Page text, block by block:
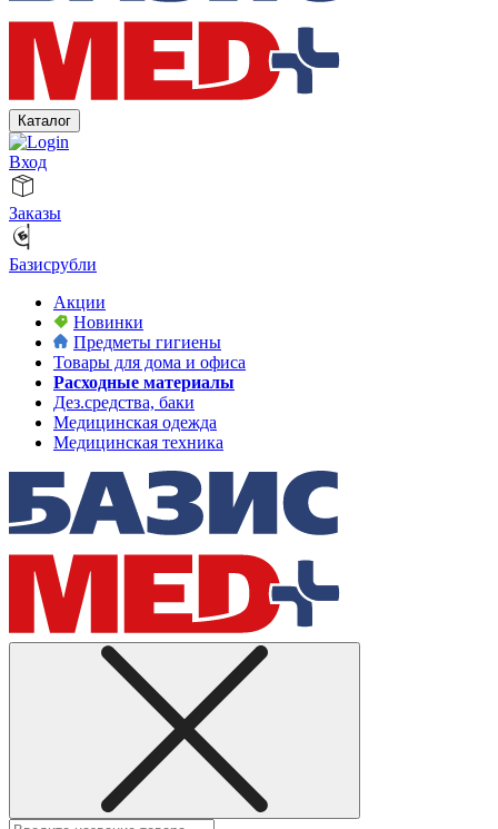
Каталог
Вход
Заказы
Базисрубли
Акции
Новинки
Предметы гигиены
Товары для дома и офиса
Расходные материалы
Дез.средства, баки
Медицинская одежда
Медицинская техника